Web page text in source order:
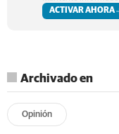
ACTIVAR AHORA
Archivado en
Opinión